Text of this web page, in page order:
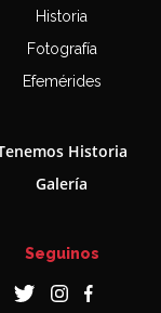
Historia
Fotografía
Efemérides
Historia
Galería
Seguinos